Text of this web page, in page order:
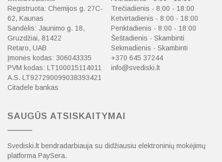
Registruota: Chemijos g. 27C-
62, Kaunas
Sandėlis: Jaunimo g. 18,
Gruzdžiai, 81422
Retaro, UAB
Įmonės kodas: 306043335
PVM kodas: LT100015114011
A.S. LT927290099038393421
Citadele bankas
Trečiadienis - 8:00 - 18:00
Ketvirtadienis - 8:00 - 18:00
Penktadienis - 8:00 - 18:00
Šeštadienis - Skambinti
Sekmadienis - Skambinti
+370 645 37244
info@svediski.lt
SAUGŪS ATSISKAITYMAI
Svediski.lt bendradarbiauja su didžiausiu elektroninių mokėjimų
platforma PaySera.